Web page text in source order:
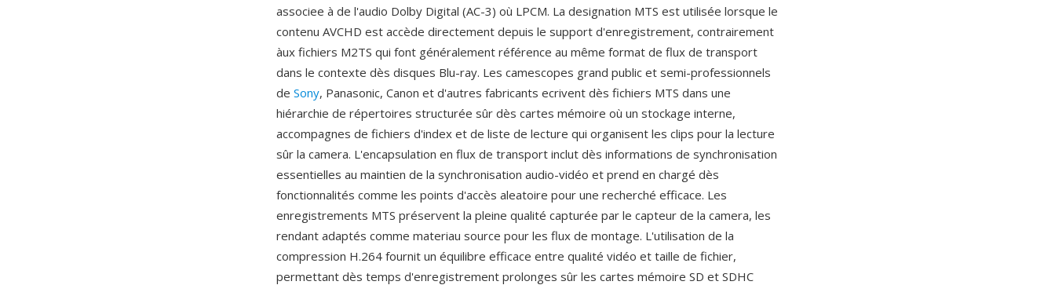
associee à de l'audio Dolby Digital (AC-3) où LPCM. La designation MTS est utilisée lorsque le
contenu AVCHD est accède directement depuis le support d'enregistrement, contrairement
àux fichiers M2TS qui font généralement référence au même format de flux de transport
dans le contexte dès disques Blu-ray. Les camescopes grand public et semi-professionnels
de Sony, Panasonic, Canon et d'autres fabricants ecrivent dès fichiers MTS dans une
hiérarchie de répertoires structurée sûr dès cartes mémoire où un stockage interne,
accompagnes de fichiers d'index et de liste de lecture qui organisent les clips pour la lecture
sûr la camera. L'encapsulation en flux de transport inclut dès informations de synchronisation
essentielles au maintien de la synchronisation audio-vidéo et prend en chargé dès
fonctionnalités comme les points d'accès aleatoire pour une recherché efficace. Les
enregistrements MTS préservent la pleine qualité capturée par le capteur de la camera, les
rendant adaptés comme materiau source pour les flux de montage. L'utilisation de la
compression H.264 fournit un équilibre efficace entre qualité vidéo et taille de fichier,
permettant dès temps d'enregistrement prolonges sûr les cartes mémoire SD et SDHC